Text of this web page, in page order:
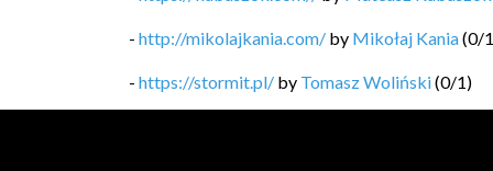
- http://mikolajkania.com/ by Mikołaj Kania(0/1
- https://stormit.pl/ by Tomasz Woliński(0/1)